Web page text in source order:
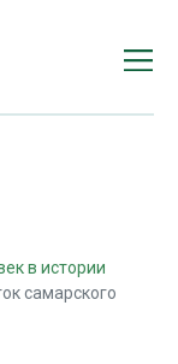
в истории
самарского